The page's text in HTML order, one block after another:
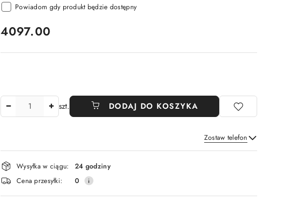
Powiadom gdy produkt będzie dostępny
cena:
4097.00
szt. DODAJ DO KOSZYKA
Zostaw telefon
Wyślij
Dostępność
i
dostawa
Wysyłka w ciągu:
24 godziny
Cena przesyłki:
0